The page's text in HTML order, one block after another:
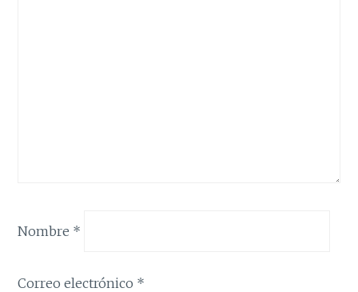
Nombre *
Correo electrónico *